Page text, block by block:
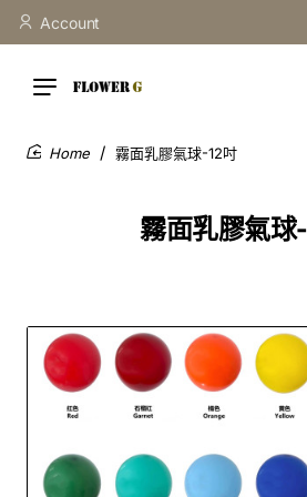
Account
霧面乳膠氣球
霧面乳膠氣球-12吋